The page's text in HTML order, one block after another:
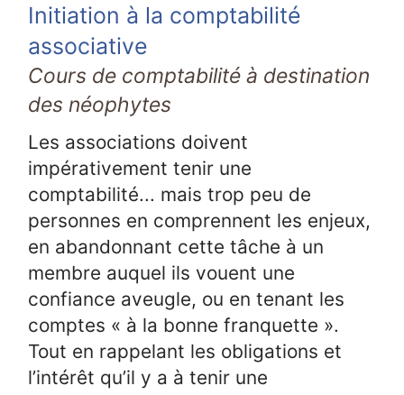
Initiation à la comptabilité
associative
Cours de comptabilité à destination
des néophytes
Les associations doivent
impérativement tenir une
comptabilité... mais trop peu de
personnes en comprennent les enjeux,
en abandonnant cette tâche à un
membre auquel ils vouent une
confiance aveugle, ou en tenant les
comptes « à la bonne franquette ».
Tout en rappelant les obligations et
l’intérêt qu’il y a à tenir une